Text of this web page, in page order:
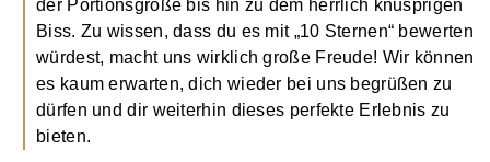
der Portionsgröße bis hin zu dem herrlich knusprigen
Biss. Zu wissen, dass du es mit „10 Sternen“ bewerten
würdest, macht uns wirklich große Freude! Wir können
es kaum erwarten, dich wieder bei uns begrüßen zu
dürfen und dir weiterhin dieses perfekte Erlebnis zu
bieten.